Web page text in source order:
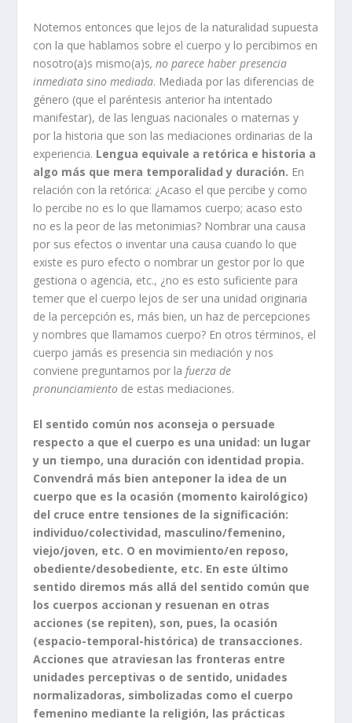
Notemos entonces que lejos de la naturalidad supuesta
con la que hablamos sobre el cuerpo y lo percibimos en
nosotro(a)s mismo(a)s, no parece haber presencia
inmediata sino mediada. Mediada por las diferencias de
género (que el paréntesis anterior ha intentado
manifestar), de las lenguas nacionales o maternas y
por la historia que son las mediaciones ordinarias de la
experiencia. Lengua equivale a retórica e historia a
algo más que mera temporalidad y duración. En
relación con la retórica: ¿Acaso el que percibe y como
lo percibe no es lo que llamamos cuerpo; acaso esto
no es la peor de las metonimias? Nombrar una causa
por sus efectos o inventar una causa cuando lo que
existe es puro efecto o nombrar un gestor por lo que
gestiona o agencia, etc., ¿no es esto suficiente para
temer que el cuerpo lejos de ser una unidad originaria
de la percepción es, más bien, un haz de percepciones
y nombres que llamamos cuerpo? En otros términos, el
cuerpo jamás es presencia sin mediación y nos
conviene preguntarnos por la fuerza de
pronunciamiento de estas mediaciones.
El sentido común nos aconseja o persuade
respecto a que el cuerpo es una unidad: un lugar
y un tiempo, una duración con identidad propia.
Convendrá más bien anteponer la idea de un
cuerpo que es la ocasión (momento kairológico)
del cruce entre tensiones de la significación:
individuo/colectividad, masculino/femenino,
viejo/joven, etc. O en movimiento/en reposo,
obediente/desobediente, etc. En este último
sentido diremos más allá del sentido común que
los cuerpos accionan y resuenan en otras
acciones (se repiten), son, pues, la ocasión
(espacio-temporal-histórica) de transacciones.
Acciones que atraviesan las fronteras entre
unidades perceptivas o de sentido, unidades
normalizadoras, simbolizadas como el cuerpo
femenino mediante la religión, las prácticas